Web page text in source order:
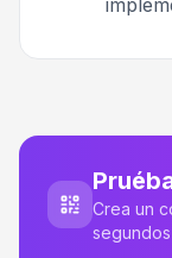
Crea un
segundos